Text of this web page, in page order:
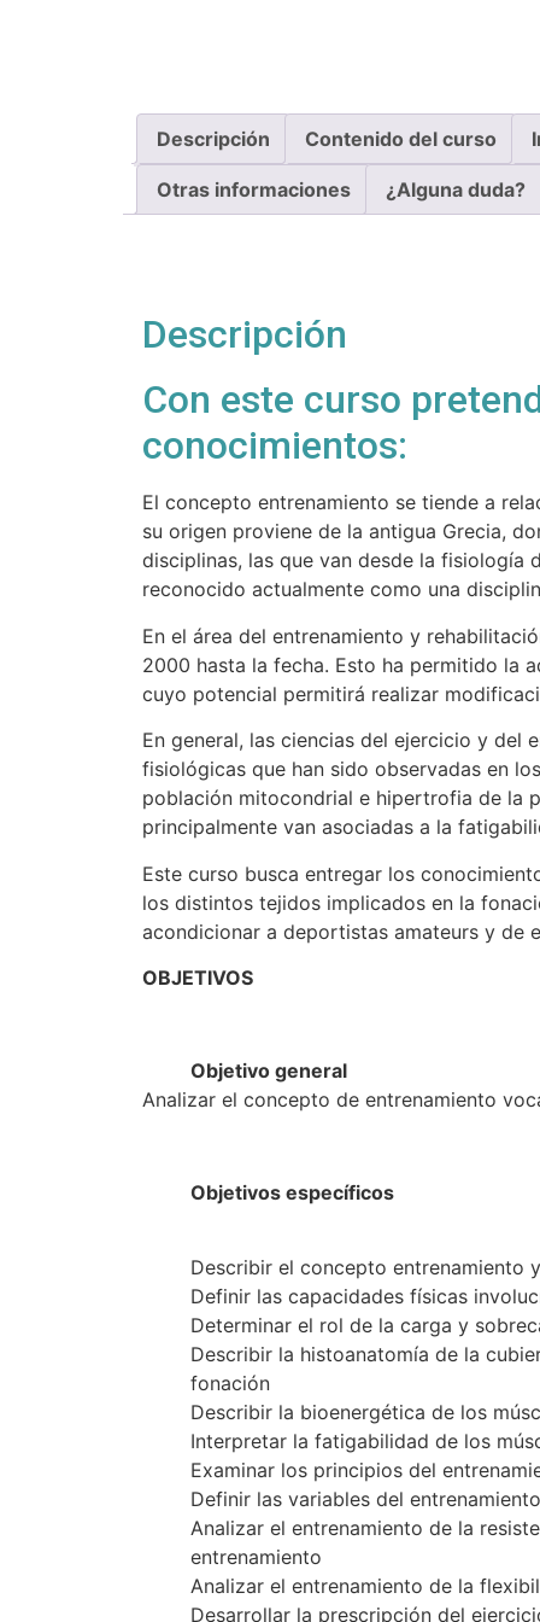
Descripción Contenido del curso
Otras informaciones ¿Alguna duda?
Descripción
Con este curso
conocimientos:
El concepto entrenamiento se tiende a
su origen proviene de la antigua Grecia,
disciplinas, las que van desde la fisiología
reconocido actualmente como una
En el área del entrenamiento y
2000 hasta la fecha. Esto ha permitido la
cuyo potencial permitirá realizar
En general, las ciencias del ejercicio y del
fisiológicas que han sido observadas en
población mitocondrial e hipertrofia de la
principalmente van asociadas a la
Este curso busca entregar los
los distintos tejidos implicados en la
acondicionar a deportistas amateurs y de
OBJETIVOS
Objetivo general
Analizar el concepto de entrenamiento
Objetivos específicos
Describir el concepto entrenamiento
Definir las capacidades físicas
Determinar el rol de la carga y
Describir la histoanatomía de la
fonación
Describir la bioenergética de los
Interpretar la fatigabilidad de los
Examinar los principios del
Definir las variables del
Analizar el entrenamiento de la
entrenamiento
Analizar el entrenamiento de la
Desarrollar la prescripción del